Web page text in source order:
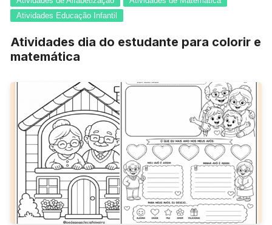
Atividades Educação Infantil
Atividades dia do estudante para colorir e
matemática